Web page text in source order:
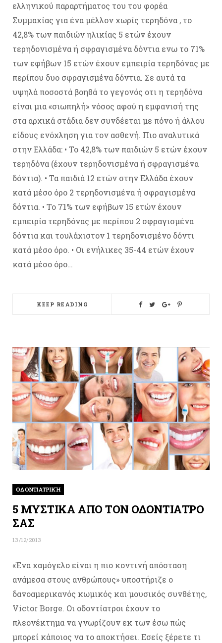
ελληνικού παραρτήματος του του φορέα
Συμμαχίας για ένα μέλλον χωρίς τερηδόνα , το
42,8% των παιδιών ηλικίας 5 ετών έχουν
τερηδονισμένα ή σφραγισμένα δόντια ενω το 71%
των εφήβων 15 ετών έχουν εμπειρία τερηδόνας με
περίπου δυο σφραγισμένα δόντια. Σε αυτά τα
υψηλά ποσοστά βοηθά το γεγονός οτι η τερηδόνα
είναι μια «σιωπηλή» νόσος αφού η εμφανισή της
στα αρχικά στάδια δεν συνδέεται με πόνο ή άλλου
είδους ενόχληση για τον ασθενή. Πιο αναλυτικά
στην Ελλάδα: • Το 42,8% των παιδιών 5 ετών έχουν
τερηδόνα (έχουν τερηδονισμένα ή σφραγισμένα
δόντια). • Τα παιδιά 12 ετών στην Ελλάδα έχουν
κατά μέσο όρο 2 τερηδονισμένα ή σφραγισμένα
δόντια. • Το 71% των εφήβων 15 ετών έχουν
εμπειρία τερηδόνας με περίπου 2 σφραγισμένα
δόντια και τουλάχιστον 1 τερηδονισμένο δόντι
κατά μέσο όρο. • Οι ενήλικες 35-44 ετών έχουν
κατά μέσο όρο…
KEEP READING
ΟΔΟΝΤΙΑΤΡΙΚΉ
5 ΜΥΣΤΙΚΑ ΑΠΟ ΤΟΝ ΟΔΟΝΤΙΑΤΡΟ
ΣΑΣ
13/12/2013
«Ένα χαμόγελο είναι η πιο κοντινή απόσταση
ανάμεσα στους ανθρώπους» υποστήριζε ο
δανοαμερικανός κωμικός και μουσικός συνθέτης,
Victor Borge. Οι οδοντίατροι έχουν το
πλεονέκτημα να γνωρίζουν εκ των έσω πώς
μπορεί κάποιος να το αποκτήσει. Εσείς ξέρετε τι